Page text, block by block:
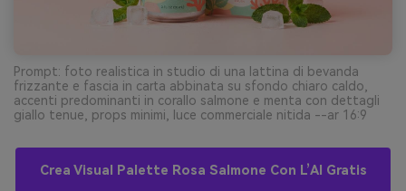
Prompt: foto realistica in studio di una lattina di bevanda
frizzante e fascia in carta abbinata su sfondo chiaro caldo,
accenti predominanti in corallo salmone e menta con dettagli
giallo tenue, props minimi, luce commerciale nitida --ar 16:9
Crea Visual Palette Rosa Salmone Con L’AI Gratis